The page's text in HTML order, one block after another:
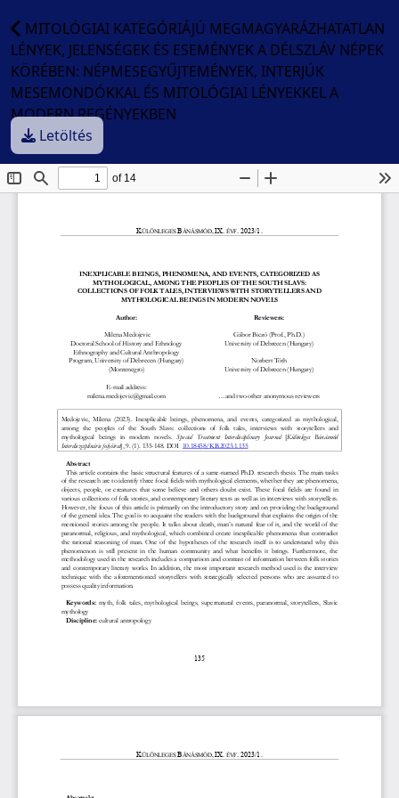
MITOLÓGIAI KATEGÓRIÁJÚ MEGMAGYARÁZHATATLAN
LÉNYEK, JELENSÉGEK ÉS ESEMÉNYEK A DÉLSZLÁV NÉPEK
KÖRÉBEN: NÉPMESEGYŰJTEMÉNYEK, INTERJÚK
MESEMONDÓKKAL ÉS MITOLÓGIAI LÉNYEKKEL A
MODERN REGÉNYEKBEN
Letöltés